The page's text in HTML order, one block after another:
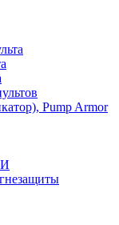
Pump Armor